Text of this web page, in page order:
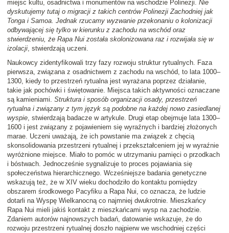
miejsc kultu, osadnictwa i monumentów na wschodzie Polinezji. Nie
dyskutujemy tutaj o migracji z takich centrów Polinezji Zachodniej jak
Tonga i Samoa. Jednak rzucamy wyzwanie przekonaniu o kolonizacji
odbywającej się tylko w kierunku z zachodu na wschód oraz
stwierdzeniu, że Rapa Nui została skolonizowana raz i rozwijała się w
izolacji, stwierdzają uczeni.
Naukowcy zidentyfikowali trzy fazy rozwoju struktur rytualnych. Faza
pierwsza, związana z osadnictwem z zachodu na wschód, to lata 1000–
1300, kiedy to przestrzeń rytualna jest wyrażana poprzez działanie,
takie jak pochówki i świętowanie. Miejsca takich aktywności oznaczane
są kamieniami. Struktura i sposób organizacji osady, przestrzeń
rytualna i związany z tym język są podobne na każdej nowo zasiedlanej
wyspie, stwierdzają badacze w artykule. Drugi etap obejmuje lata 1300–
1600 i jest związany z pojawieniem się wyraźnych i bardziej złożonych
marae. Uczeni uważają, że ich powstanie ma związek z chęcią
skonsolidowania przestrzeni rytualnej i przekształceniem jej w wyraźnie
wyróżnione miejsce. Miało to pomóc w utrzymaniu pamięci o przodkach
i bóstwach. Jednocześnie sygnalizuje to proces pojawiania się
społeczeństwa hierarchicznego. Wcześniejsze badania genetyczne
wskazują też, że w XIV wieku dochodziło do kontaktu pomiędzy
obszarem środkowego Pacyfiku a Rapa Nui, co oznacza, że ludzie
dotarli na Wyspę Wielkanocną co najmniej dwukrotnie. Mieszkańcy
Rapa Nui mieli jakiś kontakt z mieszkańcami wysp na zachodzie.
Zdaniem autorów najnowszych badań, datowanie wskazuje, że do
rozwoju przestrzeni rytualnej doszło najpierw we wschodniej części